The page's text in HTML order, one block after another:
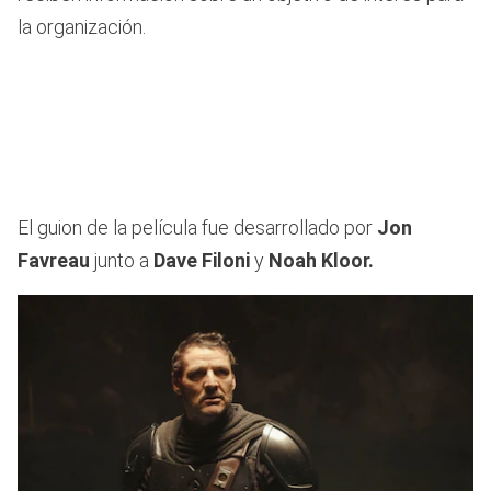
la organización.
El guion de la película fue desarrollado por Jon
Favreau junto a Dave Filoniy Noah Kloor.